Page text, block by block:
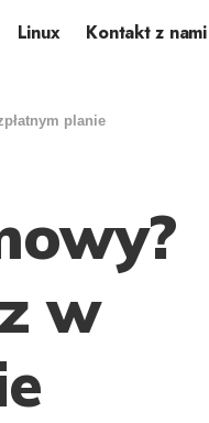
Linux Kontakt z nami
planie
w